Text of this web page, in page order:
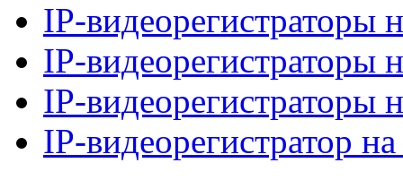
IP-видеорегистраторы
IP-видеорегистраторы
IP-видеорегистраторы
IP-видеорегистратор